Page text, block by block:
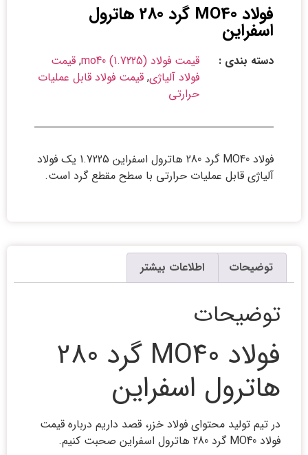
فولاد MO40 گرد 280 هاترول
اسفراین
دسته بندی : قیمت فولاد mo40 (1.7225) , قیمت
فولاد آلیاژی, قیمت فولاد قابل عملیات
حرارتی
فولاد MO40 گرد 280 هاترول اسفراین 1.7225 یک فولاد
آلیاژی قابل عملیات حرارتی با سطح مقطع گرد است.
توضیحات اطلاعات بیشتر
توضیحات
فولاد MO40 گرد 280
هاترول اسفراین
در تیم تولید محتوای فولاد خزر، قصد داریم درباره قیمت
فولاد MO40 گرد 280 هاترول اسفراین صحبت کنیم.